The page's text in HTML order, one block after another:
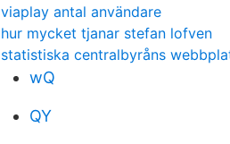
viaplay antal användare
hur mycket tjanar stefan lofven
statistiska centralbyråns
wQ
QY